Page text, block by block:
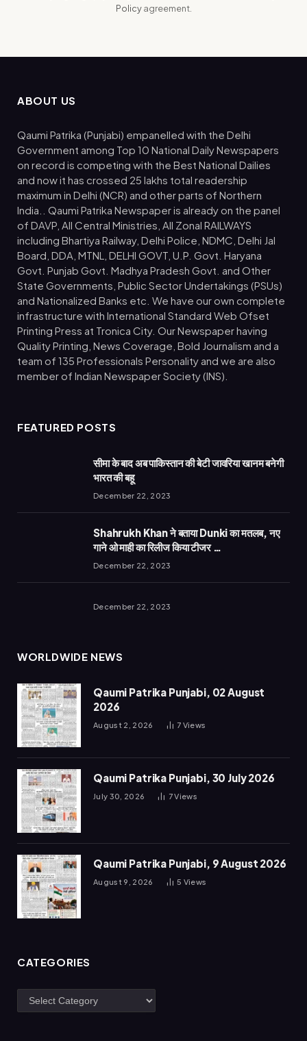
Policyagreement.
ABOUT US
Qaumi Patrika (Punjabi) empanelled with the Delhi
Government among Top 10 National Daily Newspapers
on record is competing with the Best National Dailies
and now it has crossed 25 lakhs total readership
maximum in Delhi (NCR) and other parts of Northern
India.. Qaumi Patrika Newspaper is already on the panel
of DAVP, All Central Ministries, All Zonal RAILWAYS
including Bhartiya Railway, Delhi Police, NDMC, Delhi Jal
Board, DDA, MTNL, DELHI GOVT, U.P. Govt. Haryana
Govt. Punjab Govt. Madhya Pradesh Govt. and Other
State Governments, Public Sector Undertakings (PSUs)
and Nationalized Banks etc. We have our own complete
infrastructure with International Standard Web Ofset
Printing Press at Tronica City. Our Newspaper having
Quality Printing, News Coverage, Bold Journalism and a
team of 135 Professionals Personality and we are also
member of Indian Newspaper Society (INS).
FEATURED POSTS
सीमा के बाद अब पाकिस्तान की बेटी जावरिया खानम बनेगी
भारत की बहू
December 22, 2023
Shahrukh Khan ने बताया Dunki का मतलब, नए
गाने ओ माही का रिलीज किया टीजर …
December 22, 2023
December 22, 2023
WORLDWIDE NEWS
Qaumi Patrika Punjabi, 02 August
2026
August 2, 2026 7 Views
Qaumi Patrika Punjabi, 30 July 2026
July 30, 2026 7Views
Qaumi Patrika Punjabi, 9 August 2026
August 9, 2026 5 Views
CATEGORIES
Categories